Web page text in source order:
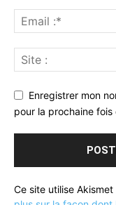
Enregistrer mon
pour la prochaine
Ce site utilise